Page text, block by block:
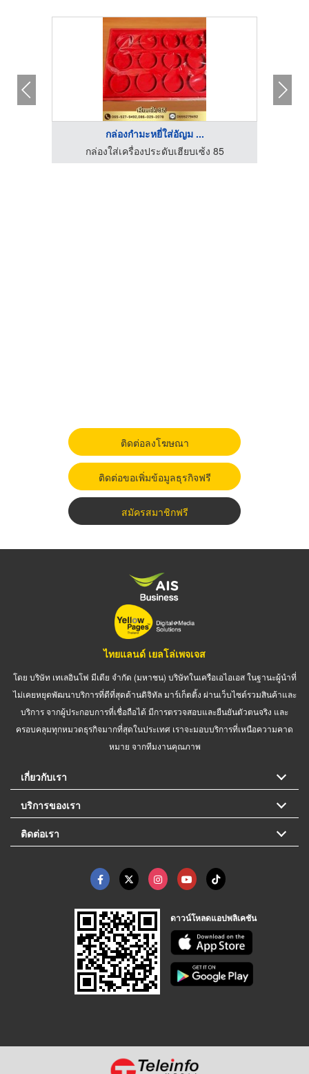
กล่องกำมะหยี่ใส่อัญม ...
กล่องใส่เครื่องประดับเฮียบเซ้ง 85
ติดต่อลงโฆษณา
ติดต่อขอเพิ่มข้อมูลธุรกิจฟรี
สมัครสมาชิกฟรี
ไทยแลนด์ เยลโล่เพจเจส
โดย บริษัท เทเลอินโฟ มีเดีย จำกัด (มหาชน) บริษัทในเครือเอไอเอส ในฐานะผู้นำที่
ไม่เคยหยุดพัฒนาบริการที่ดีที่สุดด้านดิจิทัล มาร์เก็ตติ้ง ผ่านเว็บไซต์รวมสินค้าและ
บริการ จากผู้ประกอบการที่เชื่อถือได้ มีการตรวจสอบและยืนยันตัวตนจริง และ
ครอบคลุมทุกหมวดธุรกิจมากที่สุดในประเทศ เราจะมอบบริการที่เหนือความคาด
หมาย จากทีมงานคุณภาพ
เกี่ยวกับเรา
บริการของเรา
ติดต่อเรา
ดาวน์โหลดแอปพลิเคชัน